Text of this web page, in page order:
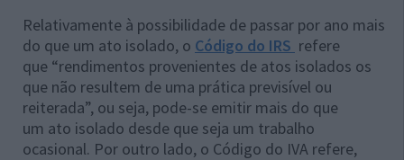
Relativamente à possibilidade de passar por ano mais
do que um ato isolado, o Código do IRS refere
que “rendimentos provenientes de atos isolados os
que não resultem de uma prática previsível ou
reiterada”, ou seja, pode-se emitir mais do que
um ato isolado desde que seja um trabalho
ocasional. Por outro lado, o Código do IVA refere,